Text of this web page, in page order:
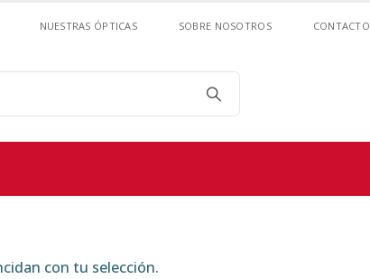
NUESTRAS ÓPTICAS SOBRE NOSOTROS CONTACTO
con tu selección.